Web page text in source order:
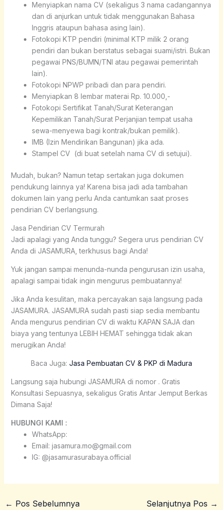
Menyiapkan nama CV (sekaligus 3 nama cadangannya
dan di anjurkan untuk tidak menggunakan Bahasa
Inggris ataupun bahasa asing lain).
Fotokopi KTP pendiri (minimal KTP milik 2 orang
pendiri dan bukan berstatus sebagai suami/istri. Bukan
pegawai PNS/BUMN/TNI atau pegawai pemerintah
lain).
Fotokopi NPWP pribadi dan para pendiri.
Menyiapkan 8 lembar materai Rp. 10.000,-
Fotokopi Sertifikat Tanah/Surat Keterangan
Kepemilikan Tanah/Surat Perjanjian tempat usaha
sewa-menyewa bagi kontrak/bukan pemilik).
IMB (Izin Mendirikan Bangunan) jika ada.
Stampel CV (di buat setelah nama CV di setujui).
Mudah, bukan? Namun tetap sertakan juga dokumen
pendukung lainnya ya! Karena bisa jadi ada tambahan
dokumen lain yang perlu Anda cantumkan saat proses
pendirian CV berlangsung.
Jasa Pendirian CV Termurah
Jadi apalagi yang Anda tunggu? Segera urus pendirian CV
Anda di JASAMURA, terkhusus bagi Anda!
Yuk jangan sampai menunda-nunda pengurusan izin usaha,
apalagi sampai tidak ingin mengurus pembuatannya!
Jika Anda kesulitan, maka percayakan saja langsung pada
JASAMURA. JASAMURA sudah pasti siap sedia membantu
Anda mengurus pendirian CV di waktu KAPAN SAJA dan
biaya yang tentunya LEBIH HEMAT sehingga tidak akan
merugikan Anda!
Baca Juga: Jasa Pembuatan CV & PKP di Madura
Langsung saja hubungi JASAMURA di nomor . Gratis
Konsultasi Sepuasnya, sekaligus Gratis Antar Jemput Berkas
Dimana Saja!
HUBUNGI KAMI :
WhatsApp:
Email: jasamura.mo@gmail.com
IG: @jasamurasurabaya.official
← Pos Sebelumnya Selanjutnya Pos →